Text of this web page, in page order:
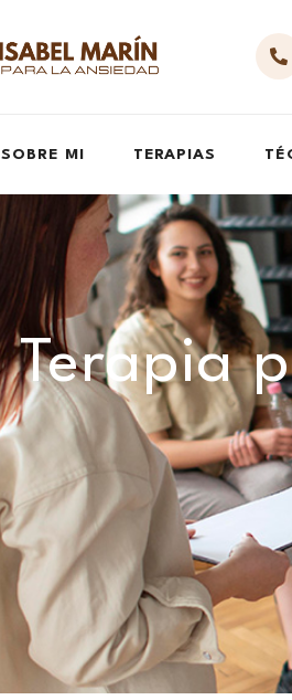
SOBRE MI TERAPIAS
Terapia